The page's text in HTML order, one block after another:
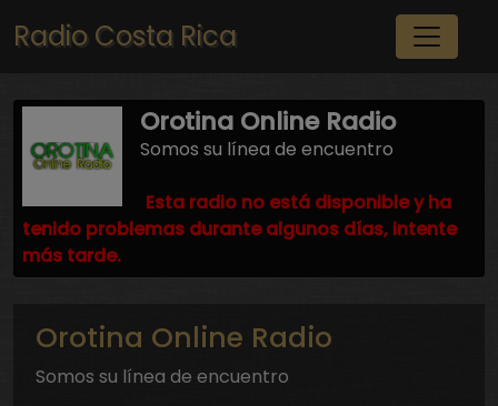
Pasar al contenido principal
Radio Costa Rica
Orotina Online Radio
Somos su línea de encuentro
Esta radio no está disponible y ha
tenido problemas durante algunos días, intente
más tarde.
Orotina Online Radio
Somos su línea de encuentro